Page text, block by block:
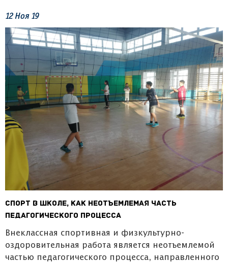
12Ноя 19
Спорт в школе, как неотъемлемая часть
педагогического процесса
Внеклассная спортивная и физкультурно-
оздоровительная работа является неотъемлемой
частью педагогического процесса, направленного